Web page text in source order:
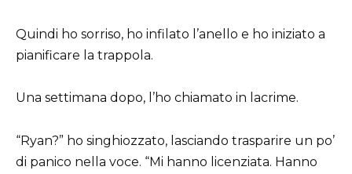
Quindi ho sorriso, ho infilato l’anello e ho iniziato a
pianificare la trappola.
Una settimana dopo, l’ho chiamato in lacrime.
“Ryan?” ho singhiozzato, lasciando trasparire un po’
di panico nella voce. “Mi hanno licenziata. Hanno